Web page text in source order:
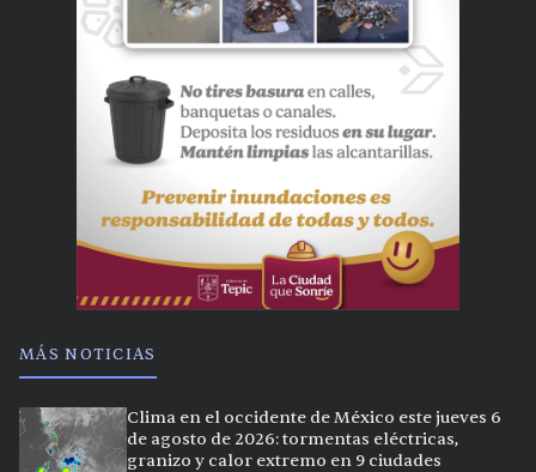
MÁS NOTICIAS
Clima en el occidente de México este jueves 6
de agosto de 2026: tormentas eléctricas,
granizo y calor extremo en 9 ciudades